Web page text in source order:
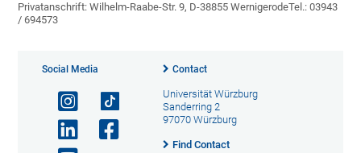
Privatanschrift: Wilhelm-Raabe-Str. 9, D-38855 WernigerodeTel.: 03943
/ 694573
Social Media Contact
Universität Würzburg
Sanderring 2
97070 Würzburg
Find Contact